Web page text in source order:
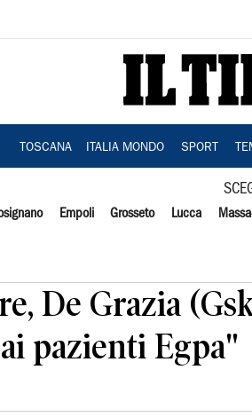
TOSCANA ITALIA MONDO SPORT
Empoli Grosseto Lucca
De Grazia
pazienti Egpa"